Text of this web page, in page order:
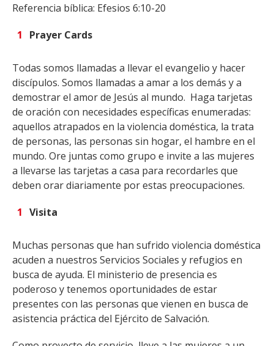
Referencia bíblica: Efesios 6:10-20
Prayer Cards
Todas somos llamadas a llevar el evangelio y hacer
discípulos. Somos llamadas a amar a los demás y a
demostrar el amor de Jesús al mundo. Haga tarjetas
de oración con necesidades específicas enumeradas:
aquellos atrapados en la violencia doméstica, la trata
de personas, las personas sin hogar, el hambre en el
mundo. Ore juntas como grupo e invite a las mujeres
a llevarse las tarjetas a casa para recordarles que
deben orar diariamente por estas preocupaciones.
Visita
Muchas personas que han sufrido violencia doméstica
acuden a nuestros Servicios Sociales y refugios en
busca de ayuda. El ministerio de presencia es
poderoso y tenemos oportunidades de estar
presentes con las personas que vienen en busca de
asistencia práctica del Ejército de Salvación.